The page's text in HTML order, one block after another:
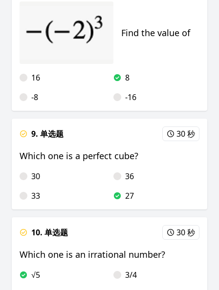
Find the value of
16
8
-8
-16
9. 单选题 30 秒
Which one is a perfect cube?
30
36
33
27
10. 单选题 30 秒
Which one is an irrational number?
√5
3/4